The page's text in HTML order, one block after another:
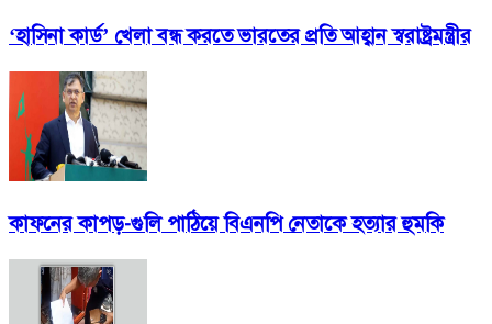
‘হাসিনা কার্ড’ খেলা বন্ধ করতে ভারতের প্রতি আহ্বান স্বরাষ্ট্রমন্ত্রীর
কাফনের কাপড়-গুলি পাঠিয়ে বিএনপি নেতাকে হত্যার হুমকি